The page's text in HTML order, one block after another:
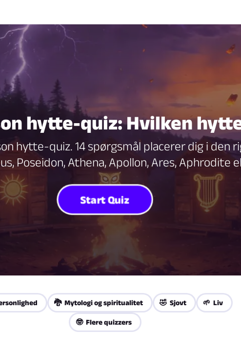
hytte-quiz: Hvilken
hytte-quiz. 14 spørgsmål placerer dig i den
Poseidon, Athena, Apollon, Ares, Aphrodite
Start Quiz
🐉 Mytologi og spiritualitet 🤣 Sjovt 🌱 Liv
🤓 Flere quizzers